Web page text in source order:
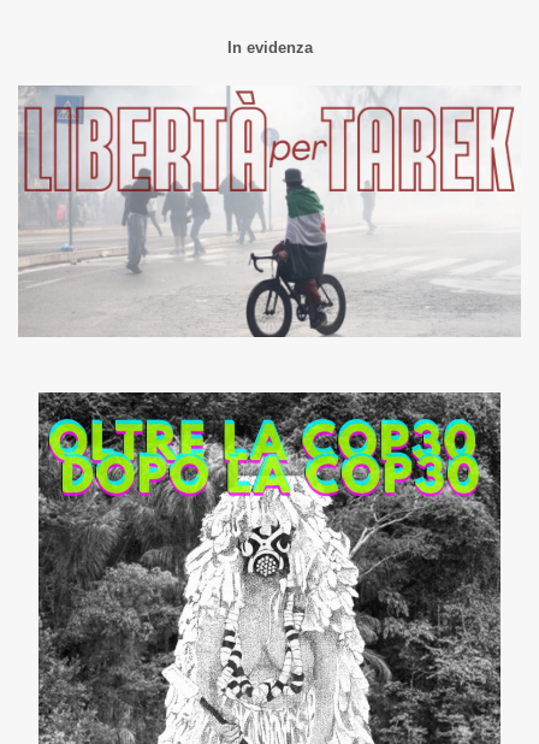
In evidenza